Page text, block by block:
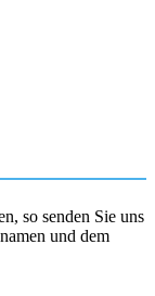
so senden Sie uns
und dem